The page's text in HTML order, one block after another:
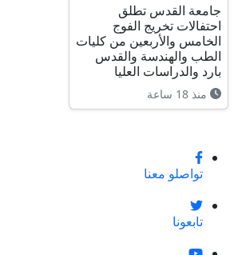
جامعة القدس تطلق
احتفالات تخريج الفوج
الخامس والأربعين من كليات
الطب والهندسة والقدس
بارد والدراسات العليا
منذ 18 ساعة
تواصلو معنا
تابعونا